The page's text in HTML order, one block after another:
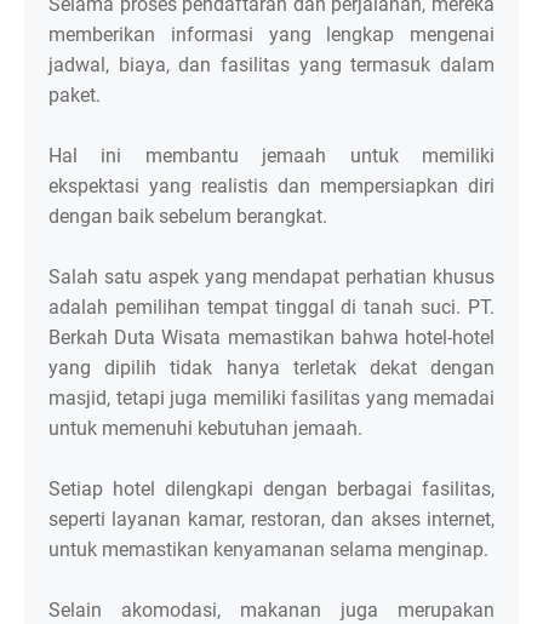
Selama proses pendaftaran dan perjalanan, mereka
memberikan informasi yang lengkap mengenai
jadwal, biaya, dan fasilitas yang termasuk dalam
paket.
Hal ini membantu jemaah untuk memiliki
ekspektasi yang realistis dan mempersiapkan diri
dengan baik sebelum berangkat.
Salah satu aspek yang mendapat perhatian khusus
adalah pemilihan tempat tinggal di tanah suci. PT.
Berkah Duta Wisata memastikan bahwa hotel-hotel
yang dipilih tidak hanya terletak dekat dengan
masjid, tetapi juga memiliki fasilitas yang memadai
untuk memenuhi kebutuhan jemaah.
Setiap hotel dilengkapi dengan berbagai fasilitas,
seperti layanan kamar, restoran, dan akses internet,
untuk memastikan kenyamanan selama menginap.
Selain akomodasi, makanan juga merupakan